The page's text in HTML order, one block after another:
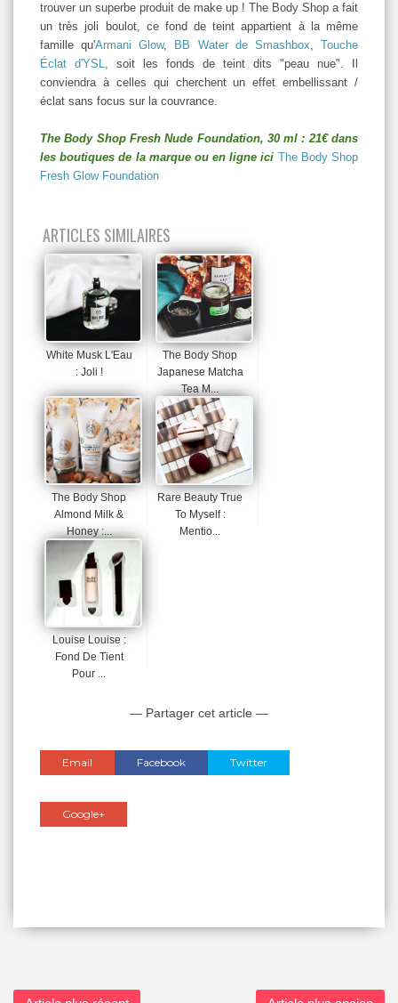
trouver un superbe produit de make up ! The Body Shop a fait
un très joli boulot, ce fond de teint appartient à la même
famille qu'Armani Glow, BB Water de Smashbox,Touche
Éclat d'YSL, soit les fonds de teint dits "peau nue". Il
conviendra à celles qui cherchent un effet embellissant /
éclat sans focus sur la couvrance.
The Body Shop Fresh Nude Foundation, 30 ml : 21€ dans
les boutiques de la marque ou en ligne ici The Body Shop
Fresh Glow Foundation
ARTICLES SIMILAIRES
White Musk L'Eau
: Joli !
The Body Shop
Japanese Matcha
Tea M...
The Body Shop
Almond Milk &
Honey :...
Rare Beauty True
To Myself :
Mentio...
Louise Louise :
Fond De Tient
Pour ...
— Partager cet article —
Email Facebook Twitter
Google+